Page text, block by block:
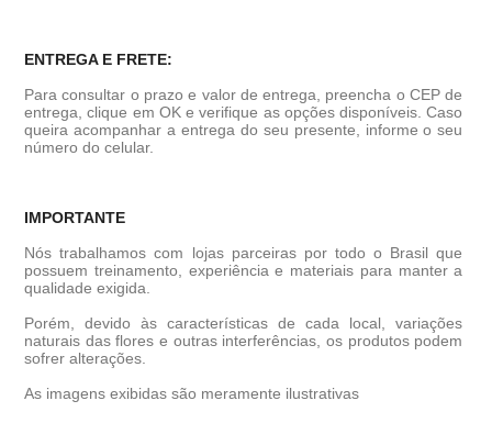
ENTREGA E FRETE:
Para consultar o prazo e valor de entrega, preencha o CEP de
entrega, clique em OK e verifique as opções disponíveis. Caso
queira acompanhar a entrega do seu presente, informe o seu
número do celular.
IMPORTANTE
Nós trabalhamos com lojas parceiras por todo o Brasil que
possuem treinamento, experiência e materiais para manter a
qualidade exigida.
Porém, devido às características de cada local, variações
naturais das flores e outras interferências, os produtos podem
sofrer alterações.
As imagens exibidas são meramente ilustrativas